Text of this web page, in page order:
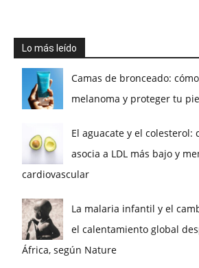
Lo más leído
Camas de bronceado:
melanoma y proteger tu
El aguacate y el colesterol:
asocia a LDL más bajo y
cardiovascular
La malaria infantil y el
el calentamiento global
África, según Nature